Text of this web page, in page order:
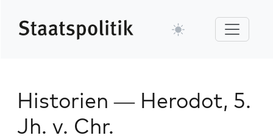
Historien — Herodot, 5.
Jh. v. Chr.